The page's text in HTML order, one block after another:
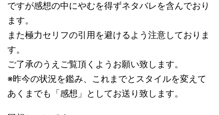
ですが感想の中にやむを得ずネタバレを含んでおり
ます。
また極力セリフの引用を避けるよう注意しておりま
す。
ご了承のうえご覧頂くようお願い致します。
※昨今の状況を鑑み、これまでとスタイルを変えて
あくまでも「感想」としてお送り致します。